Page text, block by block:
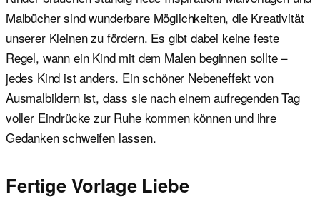
Malbücher sind wunderbare Möglichkeiten, die Kreativität
unserer Kleinen zu fördern. Es gibt dabei keine feste
Regel, wann ein Kind mit dem Malen beginnen sollte –
jedes Kind ist anders. Ein schöner Nebeneffekt von
Ausmalbildern ist, dass sie nach einem aufregenden Tag
voller Eindrücke zur Ruhe kommen können und ihre
Gedanken schweifen lassen.
Fertige Vorlage Liebe